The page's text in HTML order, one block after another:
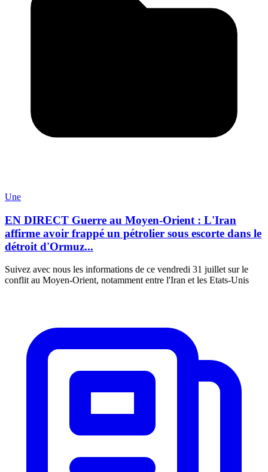
Une
EN DIRECT Guerre au Moyen-Orient : L'Iran
affirme avoir frappé un pétrolier sous escorte dans le
détroit d'Ormuz...
Suivez avec nous les informations de ce vendredi 31 juillet sur le
conflit au Moyen-Orient, notamment entre l'Iran et les Etats-Unis